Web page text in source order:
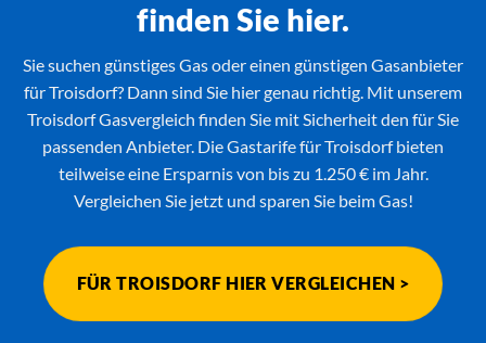
finden Sie hier.
Sie suchen günstiges Gas oder einen günstigen Gasanbieter
für Troisdorf? Dann sind Sie hier genau richtig. Mit unserem
Troisdorf Gasvergleich finden Sie mit Sicherheit den für Sie
passenden Anbieter. Die Gastarife für Troisdorf bieten
teilweise eine Ersparnis von bis zu 1.250 € im Jahr.
Vergleichen Sie jetzt und sparen Sie beim Gas!
FÜR TROISDORF HIER VERGLEICHEN >